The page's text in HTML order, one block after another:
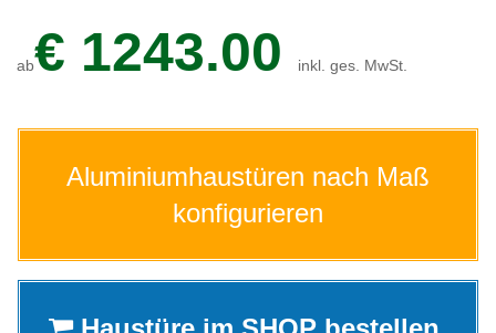
Folienfächer / Farbmuster
Fensterfarben
ab€ 1243.00 inkl. ges. MwSt.
Aluminiumhaustüren nach Maß
konfigurieren